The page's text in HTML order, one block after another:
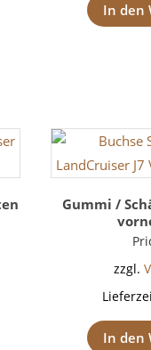
In den
Gummi /
zzgl.
In den